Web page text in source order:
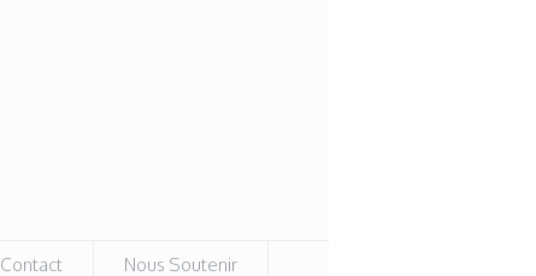
Contact Nous Soutenir